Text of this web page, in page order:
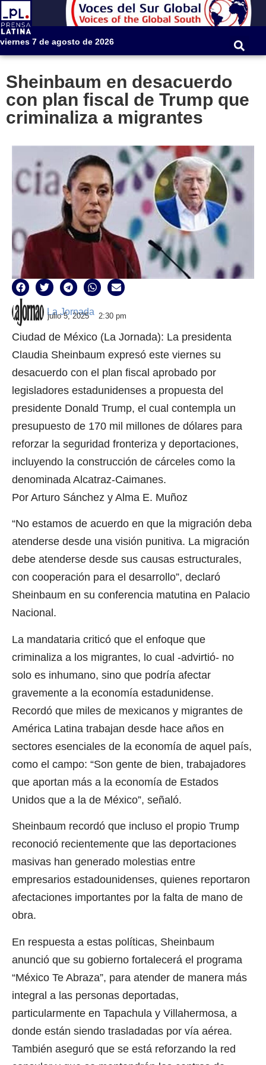
viernes 7 de agosto de 2026
Sheinbaum en desacuerdo
con plan fiscal de Trump que
criminaliza a migrantes
La Jornada
julio 5, 2025 2:30 pm
Ciudad de México (La Jornada): La presidenta
Claudia Sheinbaum expresó este viernes su
desacuerdo con el plan fiscal aprobado por
legisladores estadunidenses a propuesta del
presidente Donald Trump, el cual contempla un
presupuesto de 170 mil millones de dólares para
reforzar la seguridad fronteriza y deportaciones,
incluyendo la construcción de cárceles como la
denominada Alcatraz-Caimanes.
Por Arturo Sánchez y Alma E. Muñoz
“No estamos de acuerdo en que la migración deba
atenderse desde una visión punitiva. La migración
debe atenderse desde sus causas estructurales,
con cooperación para el desarrollo”, declaró
Sheinbaum en su conferencia matutina en Palacio
Nacional.
La mandataria criticó que el enfoque que
criminaliza a los migrantes, lo cual -advirtió- no
solo es inhumano, sino que podría afectar
gravemente a la economía estadunidense.
Recordó que miles de mexicanos y migrantes de
América Latina trabajan desde hace años en
sectores esenciales de la economía de aquel país,
como el campo: “Son gente de bien, trabajadores
que aportan más a la economía de Estados
Unidos que a la de México”, señaló.
Sheinbaum recordó que incluso el propio Trump
reconoció recientemente que las deportaciones
masivas han generado molestias entre
empresarios estadounidenses, quienes reportaron
afectaciones importantes por la falta de mano de
obra.
En respuesta a estas políticas, Sheinbaum
anunció que su gobierno fortalecerá el programa
“México Te Abraza”, para atender de manera más
integral a las personas deportadas,
particularmente en Tapachula y Villahermosa, a
donde están siendo trasladadas por vía aérea.
También aseguró que se está reforzando la red